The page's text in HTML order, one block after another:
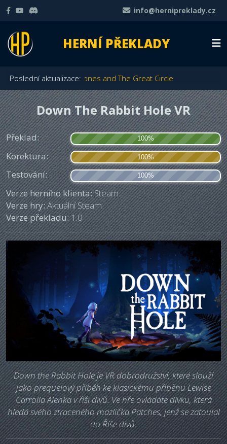
info@hernipreklady.cz
HERNÍ PŘEKLADY
Poslední aktualizace:
Indiana Jones and The Great Circle
Down The Rabbit Hole VR
Překlad: 100%
Korektura: 100%
Testování: 100%
Verze herního klienta:Steam
Verze hry:Aktuální Steam
Verze překladu: 1.0
Down the Rabbit Hole je VR dobrodružství, které slouží
jako prequelový příběh ke klasickému příběhu Lewise
Carrolla Alenka v říši divů. Ve hře ovládáte dívku, která
hledá svého ztraceného mazlíčka Patches, jenž se zatoulal
do Říše divů.